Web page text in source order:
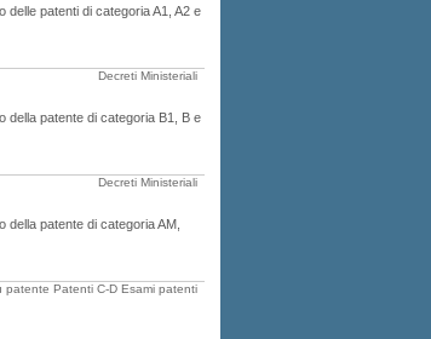
delle patenti di categoria A1, A2 e
Decreti Ministeriali
della patente di categoria B1, B e
Decreti Ministeriali
patente di categoria AM,
patente Patenti C-D Esami patenti